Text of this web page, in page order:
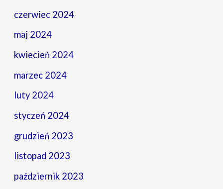
czerwiec 2024
maj 2024
kwiecień 2024
marzec 2024
luty 2024
styczeń 2024
grudzień 2023
listopad 2023
październik 2023